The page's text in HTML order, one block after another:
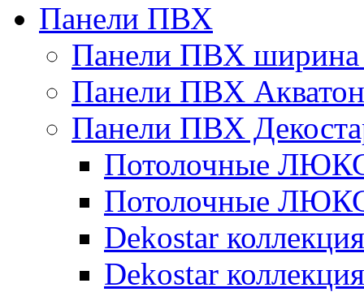
Панели ПВХ
Панели ПВХ ширина
Панели ПВХ Акватон
Панели ПВХ
Потолочные
Потолочные
Dekostar
Dekostar